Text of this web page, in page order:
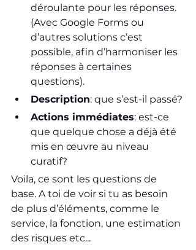
déroulante pour les réponses.
(Avec Google Forms ou
d’autres solutions c’est
possible, afin d’harmoniser les
réponses à certaines
questions).
Description: que s’est-il passé?
Actions immédiates: est-ce
que quelque chose a déjà été
mis en œuvre au niveau
curatif?
Voila, ce sont les questions de
base. A toi de voir si tu as besoin
de plus d’éléments, comme le
service, la fonction, une estimation
des risques etc...